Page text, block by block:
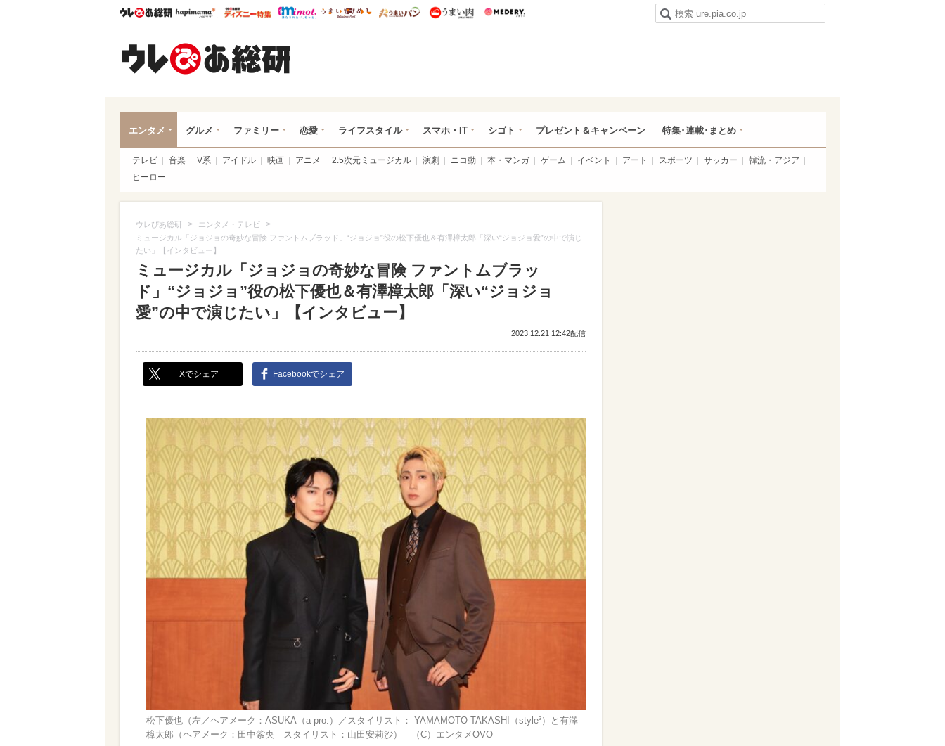
ウレぴあ総研ハピママ* ウレぴあ総研 ディズニー特集
mimot. うまいめし うまいパン うまい肉
エンタメ グルメ ファミリー 恋愛 ライフスタイル スマホ・IT シゴト プレゼント＆キャンペーン 特集･連載･まとめ
テレビ 音楽 V系 アイドル 映画 アニメ 2.5次元ミュージカル 演劇 ニコ動 本・マンガ ゲーム イベント アート スポーツ サッカー
韓流・アジア
ヒーロー
ウレぴあ総研 > エンタメ・テレビ >
ミュージカル「ジョジョの奇妙な冒険 ファントムブラッド」“ジョジョ”役の松下優也＆有澤樟太郎「深い“ジョジョ愛”の中で演じ
たい」【インタビュー】
ミュージカル「ジョジョの奇妙な冒険 ファントムブラッ
ド」“ジョジョ”役の松下優也＆有澤樟太郎「深い“ジョジョ
愛”の中で演じたい」【インタビュー】
2023.12.21 12:42配信
Xでシェア Facebookでシェア
松下優也（左／ヘアメーク：ASUKA（a-pro.）／スタイリスト： YAMAMOTO TAKASHI（style³）と有澤
樟太郎（ヘアメーク：田中紫央 スタイリスト：山田安莉沙） （C）エンタメOVO